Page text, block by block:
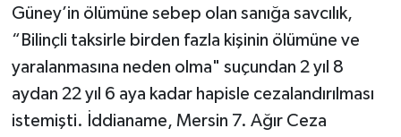
Güney’in ölümüne sebep olan sanığa savcılık,
“Bilinçli taksirle birden fazla kişinin ölümüne ve
yaralanmasına neden olma" suçundan 2 yıl 8
aydan 22 yıl 6 aya kadar hapisle cezalandırılması
istemişti. İddianame, Mersin 7. Ağır Ceza